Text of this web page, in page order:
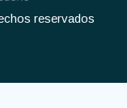
reservados